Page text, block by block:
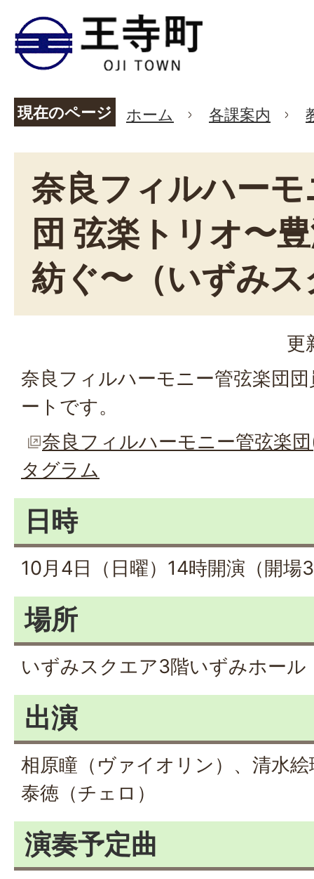
現在のページ ホーム 各課案内
奈良フィルハー
団 弦楽トリオ〜
紡ぐ〜（いずみ
更
奈良フィルハーモニー管弦楽団
ートです。
奈良フィルハーモニー管弦楽
タグラム
日時
10月4日（日曜）14時開演（開場
場所
いずみスクエア3階いずみホール
出演
相原瞳（ヴァイオリン）、清水
泰徳（チェロ）
演奏予定曲